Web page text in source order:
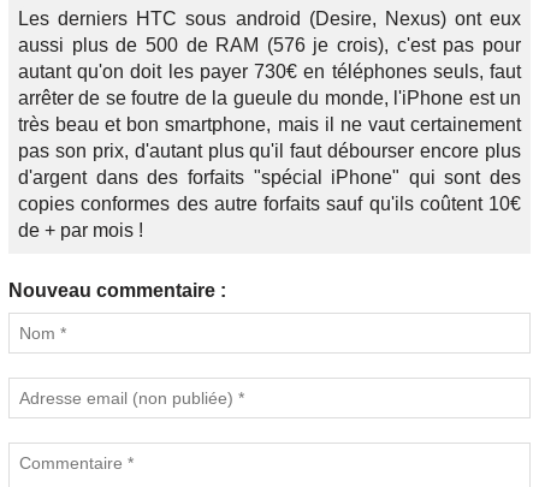
Les derniers HTC sous android (Desire, Nexus) ont eux
aussi plus de 500 de RAM (576 je crois), c'est pas pour
autant qu'on doit les payer 730€ en téléphones seuls, faut
arrêter de se foutre de la gueule du monde, l'iPhone est un
très beau et bon smartphone, mais il ne vaut certainement
pas son prix, d'autant plus qu'il faut débourser encore plus
d'argent dans des forfaits "spécial iPhone" qui sont des
copies conformes des autre forfaits sauf qu'ils coûtent 10€
de + par mois !
Nouveau commentaire :